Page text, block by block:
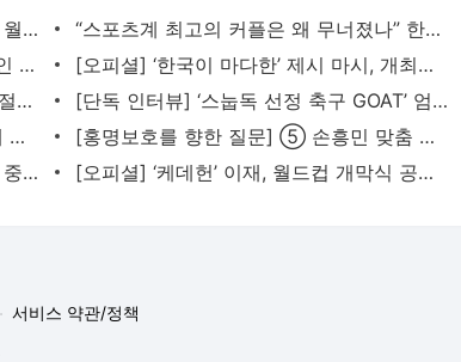
“트럼프 정권 때문에 월드컵 흥행 최악, 월드컵 특수는 개미 눈곱만큼” 미국 호텔업계 울상 -
“스포츠계 최고의 커플은 왜 무너졌나” 한국 왔던 독일 스타, 10년 못 채우고 파경 맞은 이면 -
“트럼프는 틀렸다” 한국이 마다한 미국인 감독의 뚝심… 현재 직장 캐나다에 충성 - 풋볼리스
[오피셜] ‘한국이 마다한’ 제시 마시, 개최국 캐나다 절대 신임 받는 중! 개막 앞두고 2030 월드
‘더 해먹어야 한다’ 모드리치, 광대뼈 골절에도 ‘월드컵 반드시 뛴다’ 굳은 각오! - 풋볼리
[단독 인터뷰] ‘스눕독 선정 축구 GOAT’ 엄지성의 월드컵 각오 “아무리 짧은 시간이라도 준비
‘골 못 넣으면 팀에 해악’ 호날두, 그런데 못 넣었네요… 펄펄 나는 메시와 ‘극과극’ - 풋볼
[홍명보호를 향한 질문] ⑤ 손흥민 맞춤 전술, 체코전에서는 나올까 - 풋볼리스트(FOOTBALLIST)
‘홍명보호 변수 발생’ 김태현, 어제 훈련 중 발목 부상… 조별리그 1차전 불가능 [과달라하라
[오피셜] ‘케데헌’ 이재, 월드컵 개막식 공연! 주제가 한국어 가사로 불렀다 - 풋볼리스트(FOOTBA
서비스 약관/정책